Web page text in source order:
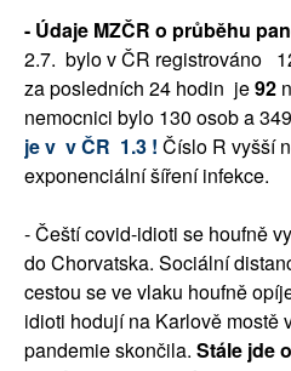
- Údaje MZČR o průběhu
2.7. bylo v ČR registrováno
za posledních 24 hodin je92
nemocnici bylo 130 osob a349
je v v ČR 1.3 ! Číslo R vyšší
exponenciální šíření infekce.
- Čeští covid-idioti se houfně
do Chorvatska. Sociální
cestou se ve vlaku houfně
idioti hodují na Karlově mostě
pandemie skončila. Stále jde